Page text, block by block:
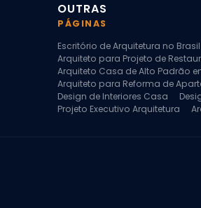
OUTRAS
PÁGINAS
Escritório de Arquitetura no Brasil
Arquiteto para Projeto de
Arquiteto Casa de Alto Padrão
Arquiteto para Reforma de
Design de Interiores Casa
Projeto Executivo Arquitetura